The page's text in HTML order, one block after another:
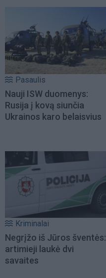
Pasaulis
Nauji ISW duomenys:
Rusija į kovą siunčia
Ukrainos karo belaisvius
Kriminalai
Negrįžo iš Jūros šventės:
artimieji laukė dvi
savaites